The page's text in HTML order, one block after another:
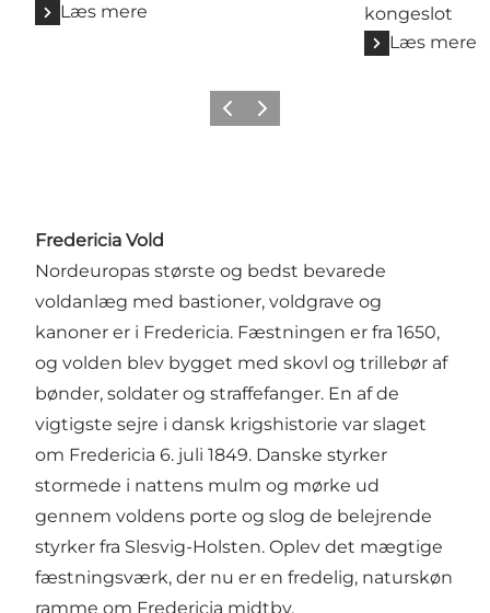
Læs mere
kongeslot
Læs mere
ForrigeNæste
Fredericia Vold
Nordeuropas største og bedst bevarede
voldanlæg med bastioner, voldgrave og
kanoner er i Fredericia. Fæstningen er fra 1650,
og volden blev bygget med skovl og trillebør af
bønder, soldater og straffefanger. En af de
vigtigste sejre i dansk krigshistorie var slaget
om Fredericia 6. juli 1849. Danske styrker
stormede i nattens mulm og mørke ud
gennem voldens porte og slog de belejrende
styrker fra Slesvig-Holsten. Oplev det mægtige
fæstningsværk, der nu er en fredelig, naturskøn
ramme om Fredericia midtby.